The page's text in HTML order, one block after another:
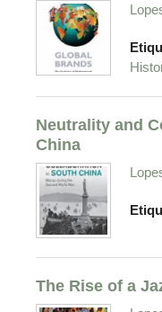
Neutrality and
China
The Rise of a